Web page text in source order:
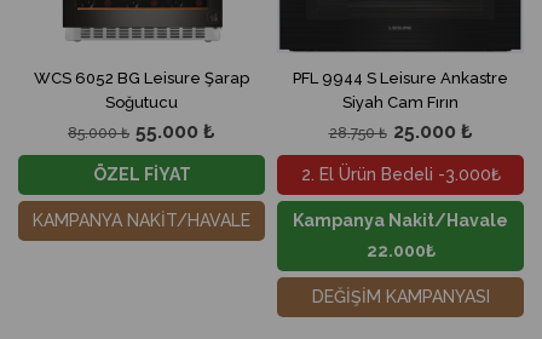
WCS 6052 BG Leisure Şarap
Soğutucu
55.000 ₺
85.000 ₺
ÖZEL FİYAT
KAMPANYA NAKİT/HAVALE
PFL 9944 S Leisure Ankastre
Siyah Cam Fırın
25.000 ₺
28.750 ₺
2. El Ürün Bedeli -3.000₺
Kampanya Nakit/Havale
22.000₺
DEĞİŞİM KAMPANYASI